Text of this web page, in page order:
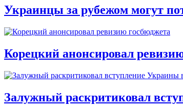
Украинцы за рубежом могут
Корецкий анонсировал
Залужный раскритиковал